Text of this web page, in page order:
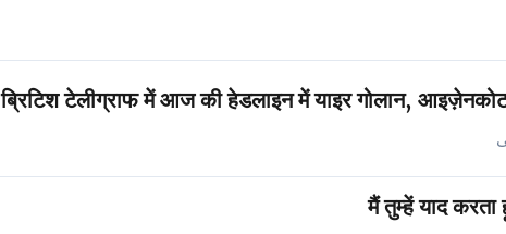
ब्रिटिश टेलीग्राफ में आज की हेडलाइन में याइर गोलान, आइज़ेनकोट
मैं तुम्हें याद करता